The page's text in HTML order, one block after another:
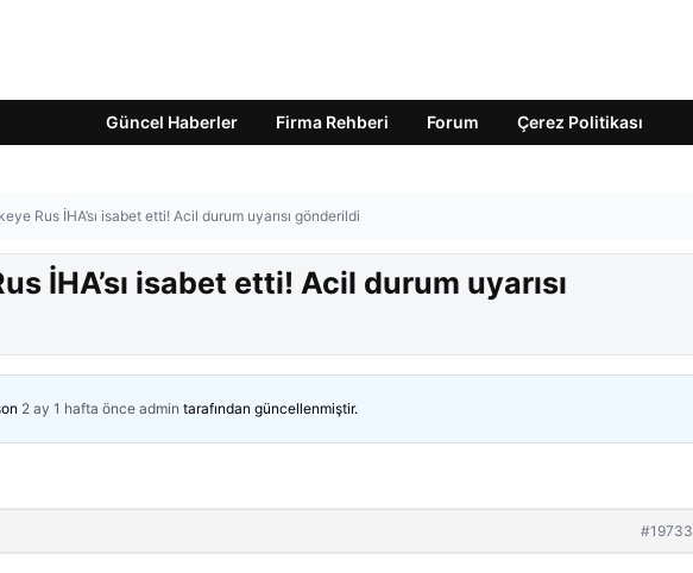
Güncel Haberler Firma Rehberi Forum Çerez Politikası
Rus İHA’sı isabet etti! Acil durum uyarısı gönderildi
İHA’sı isabet etti! Acil durum uyarısı
2 ay 1 hafta önce admin tarafından güncellenmiştir.
#19733